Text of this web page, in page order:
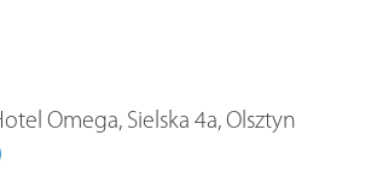
Omega, Sielska 4a, Olsztyn